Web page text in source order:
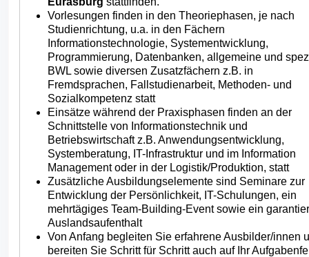
Vorlesungen finden in den Theoriephasen, je nach
Studienrichtung, u.a. in den Fächern
Informationstechnologie, Systementwicklung,
Programmierung, Datenbanken, allgemeine und
BWL sowie diversen Zusatzfächern z.B. in
Fremdsprachen, Fallstudienarbeit, Methoden- und
Sozialkompetenz statt
Einsätze während der Praxisphasen finden an der
Schnittstelle von Informationstechnik und
Betriebswirtschaft z.B. Anwendungsentwicklung,
Systemberatung, IT-Infrastruktur und im Information
Management oder in der Logistik/Produktion, statt
Zusätzliche Ausbildungselemente sind Seminare zur
Entwicklung der Persönlichkeit, IT-Schulungen, ein
mehrtägiges Team-Building-Event sowie ein
Auslandsaufenthalt
Von Anfang begleiten Sie erfahrene Ausbilder/innen
bereiten Sie Schritt für Schritt auch auf Ihr